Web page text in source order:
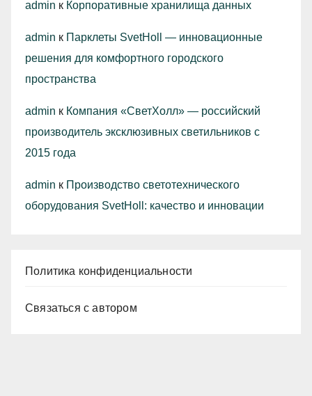
admin к Корпоративные хранилища данных
admin к Парклеты SvetHoll — инновационные
решения для комфортного городского
пространства
admin к Компания «СветХолл» — российский
производитель эксклюзивных светильников с
2015 года
admin к Производство светотехнического
оборудования SvetHoll: качество и инновации
Политика конфиденциальности
Связаться с автором